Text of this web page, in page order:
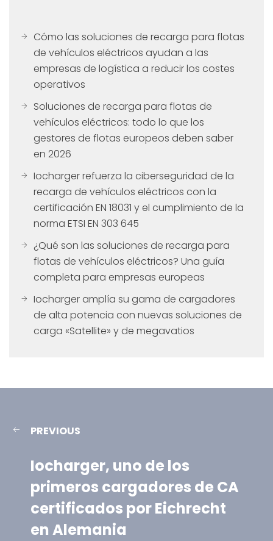
Cómo las soluciones de recarga para flotas
de vehículos eléctricos ayudan a las
empresas de logística a reducir los costes
operativos
Soluciones de recarga para flotas de
vehículos eléctricos: todo lo que los
gestores de flotas europeos deben saber
en 2026
Iocharger refuerza la ciberseguridad de la
recarga de vehículos eléctricos con la
certificación EN 18031 y el cumplimiento de la
norma ETSI EN 303 645
¿Qué son las soluciones de recarga para
flotas de vehículos eléctricos? Una guía
completa para empresas europeas
Iocharger amplía su gama de cargadores
de alta potencia con nuevas soluciones de
carga «Satellite» y de megavatios
PREVIOUS
Iocharger, uno de los
primeros cargadores de CA
certificados por Eichrecht
en Alemania